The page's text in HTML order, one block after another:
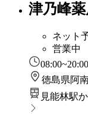
津乃峰薬
ネット
営業中
08:00~20:00
徳島県阿
見能林駅